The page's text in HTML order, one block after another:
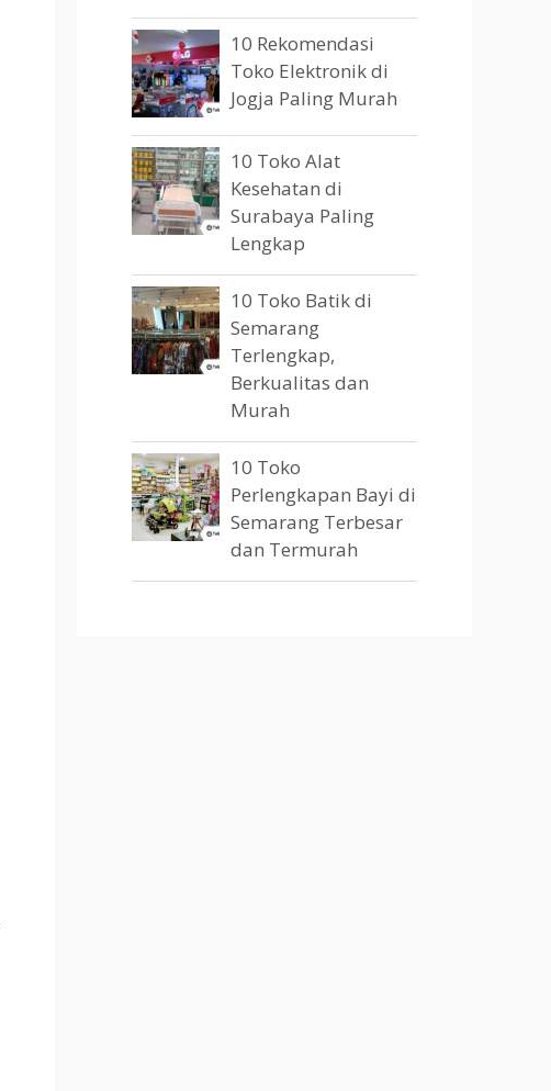
10 Rekomendasi
Toko Elektronik di
Jogja Paling Murah
10 Toko Alat
Kesehatan di
Surabaya Paling
Lengkap
10 Toko Batik di
Semarang
Terlengkap,
Berkualitas dan
Murah
10 Toko
Perlengkapan Bayi di
Semarang Terbesar
dan Termurah